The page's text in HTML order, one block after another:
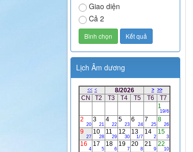
Giao diện
Cả 2
Lịch Âm dương